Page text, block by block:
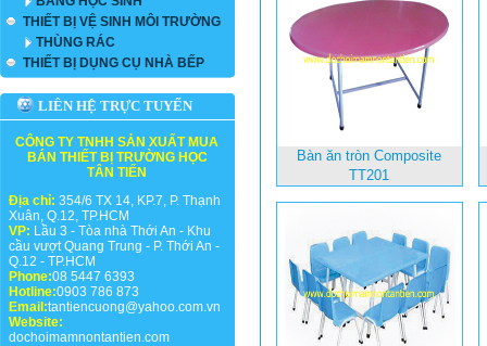
THIẾT BỊ VỆ SINH MÔI TRƯỜNG
THÙNG RÁC
THIẾT BỊ DỤNG CỤ NHÀ BẾP
LIÊN HỆ TRỰC TUYẾN
CÔNG TY TNHH SẢN XUẤT MUA
BÁN THIẾT BỊ TRƯỜNG HỌC
TÂN TIẾN
Địa chỉ: 354/6 TX 14, KP.7, P. Thạnh
Xuân, Q.12, TP.HCM
VP: Lầu 3 - Tòa nhà Thới An - Khu
cầu vượt Quang Trung - P. Thới An -
Q.12 - TP.HCM
Phone:08 5447 6393
Hotline:0903 786 873
Email:tantiencuong@yahoo.com.vn
Website:
dochoimamnontantien.com
Bàn ăn tròn Composite
TT201